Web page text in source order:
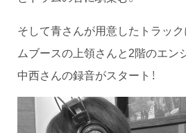
そして青さんが用意したトラック
ムブースの上領さんと2階のエン
中西さんの録音がスタート！